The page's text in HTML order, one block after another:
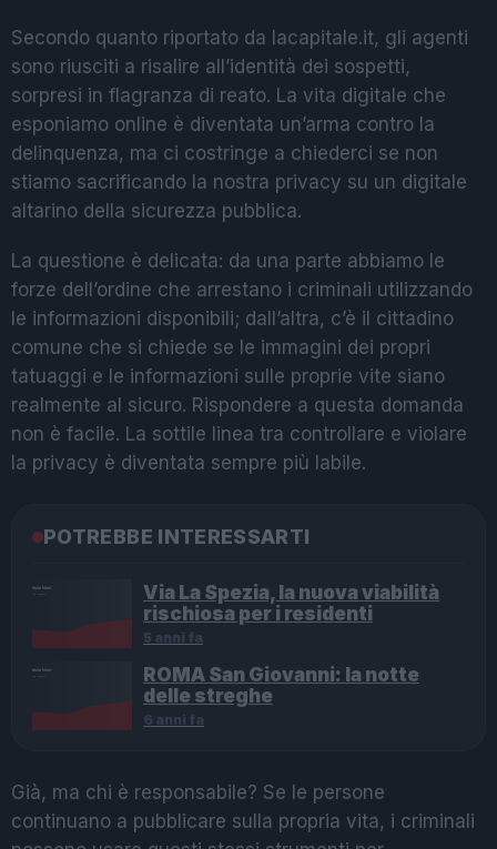
Secondo quanto riportato da lacapitale.it, gli agenti
sono riusciti a risalire all’identità dei sospetti,
sorpresi in flagranza di reato. La vita digitale che
esponiamo online è diventata un’arma contro la
delinquenza, ma ci costringe a chiederci se non
stiamo sacrificando la nostra privacy su un digitale
altarino della sicurezza pubblica.
La questione è delicata: da una parte abbiamo le
forze dell’ordine che arrestano i criminali utilizzando
le informazioni disponibili; dall’altra, c’è il cittadino
comune che si chiede se le immagini dei propri
tatuaggi e le informazioni sulle proprie vite siano
realmente al sicuro. Rispondere a questa domanda
non è facile. La sottile linea tra controllare e violare
la privacy è diventata sempre più labile.
POTREBBE INTERESSARTI
Via La Spezia, la nuova viabilità
rischiosa per i residenti
5 anni fa
ROMA San Giovanni: la notte
delle streghe
6 anni fa
Già, ma chi è responsabile? Se le persone
continuano a pubblicare sulla propria vita, i criminali